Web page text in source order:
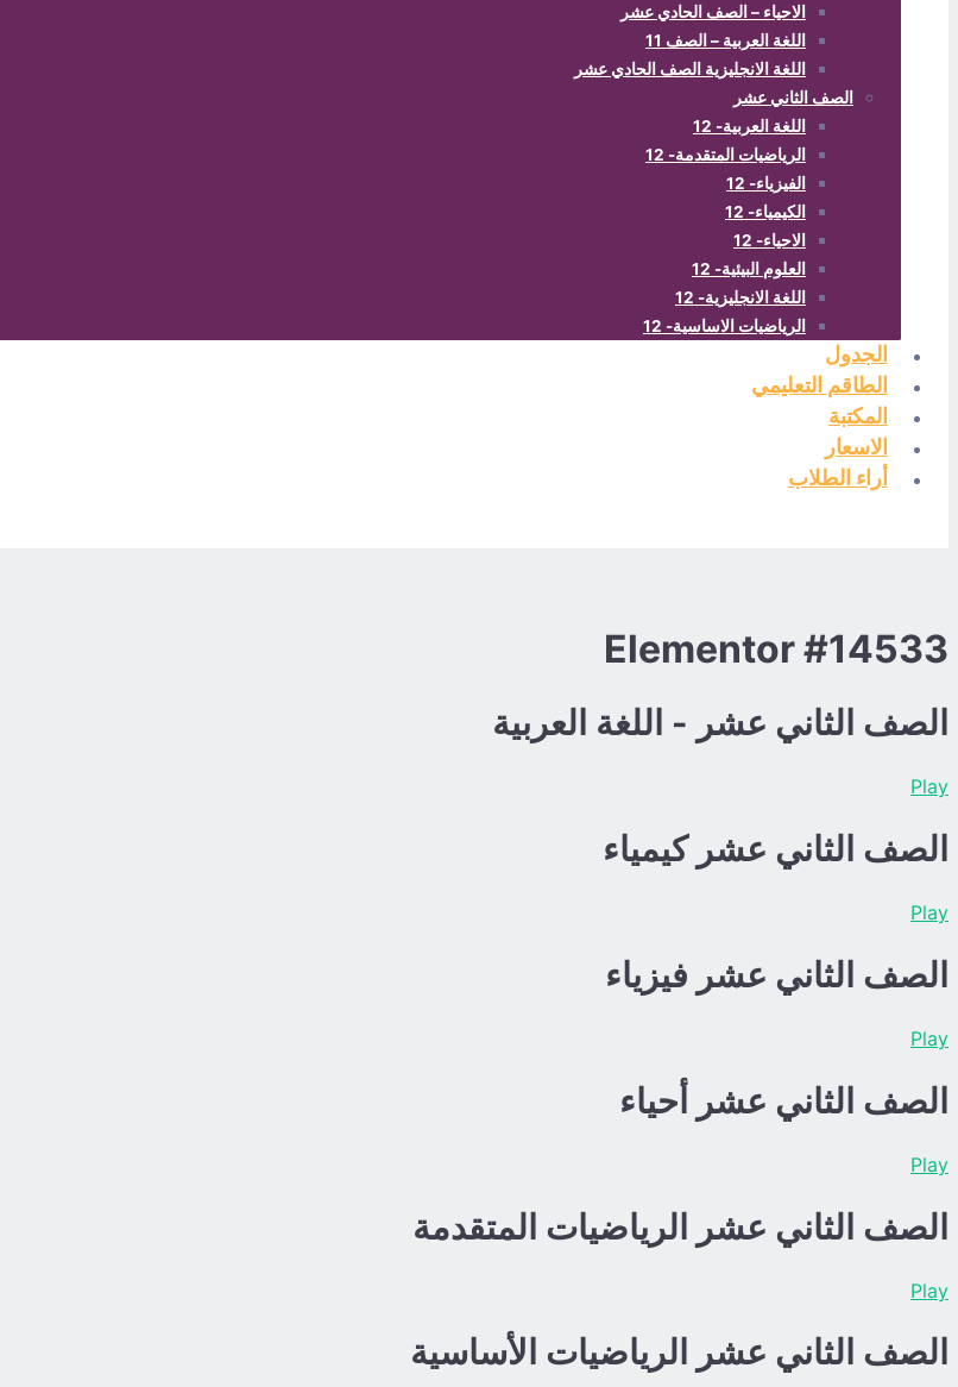
الاحياء – الصف الحادي عشر
اللغة العربية – الصف 11
اللغة الانجليزية الصف الحادي عشر
الصف الثاني عشر
اللغة العربية- 12
الرياضيات المتقدمة- 12
الفيزياء- 12
الكيمياء- 12
الاحياء- 12
العلوم البيئية- 12
اللغة الانجليزية- 12
الرياضيات الاساسية- 12
الجدول
الطاقم التعليمي
المكتبة
الاسعار
أراء الطلاب
Elementor #14533
الصف الثاني عشر - اللغة العربية
Play
الصف الثاني عشر كيمياء
Play
الصف الثاني عشر فيزياء
Play
الصف الثاني عشر أحياء
Play
الصف الثاني عشر الرياضيات المتقدمة
Play
الصف الثاني عشر الرياضيات الأساسية